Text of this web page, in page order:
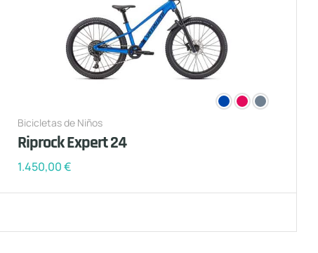
Bicicletas de Niños
Riprock Expert 24
1.450,00€